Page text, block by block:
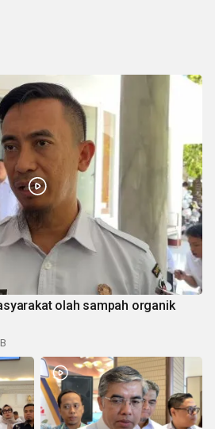
olah sampah organik